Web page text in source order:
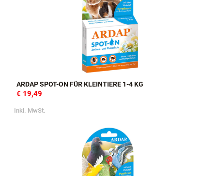
ARDAP SPOT-ON FÜR KLEINTIERE 1-4 KG
€ 19,49
Inkl. MwSt.